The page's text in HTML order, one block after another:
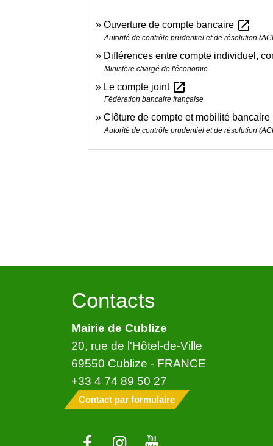
Ouverture de compte bancaire open_in_new
Autorité de contrôle prudentiel et de résolution
Différences entre compte individuel,
Ministère chargé de l'économie
Le compte joint open_in_new
Fédération bancaire française
Clôture de compte et mobilité bancaire
Autorité de contrôle prudentiel et de résolution
Contacts
Mairie de Cublize
20, rue de l'Hôtel-de-Ville
69550 Cublize - FRANCE
+33 4 74 89 50 27
Contact par formulaire